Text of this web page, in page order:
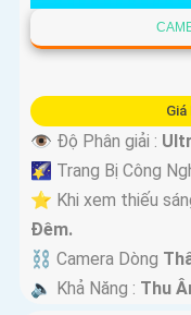
Giá
👁 Độ Phân giải :
🌠 Trang Bị Công
⭐ Khi xem thiếu
Ðêm.
⛓ Camera Dòng
️🔈 Khả Năng : Thu